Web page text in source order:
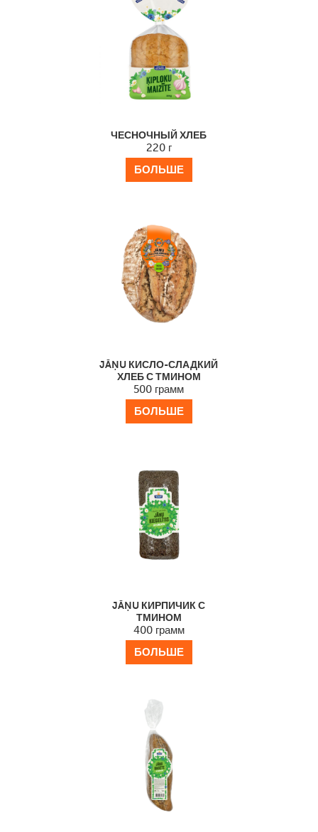
ЧЕСНОЧНЫЙ ХЛЕБ
220 г
БОЛЬШЕ
JĀŅU КИСЛО-СЛАДКИЙ
ХЛЕБ С ТМИНОМ
500 грамм
БОЛЬШЕ
JĀŅU КИРПИЧИК С
ТМИНОМ
400 грамм
БОЛЬШЕ